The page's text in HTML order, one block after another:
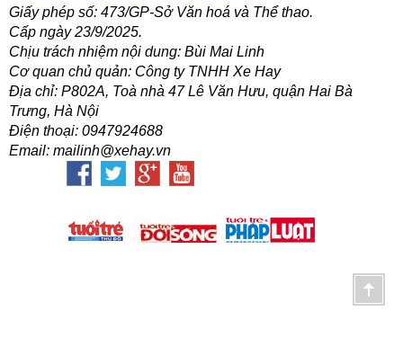
Giấy phép số: 473/GP-Sở Văn hoá và Thể thao.
Cấp ngày 23/9/2025.
Chịu trách nhiệm nội dung: Bùi Mai Linh
Cơ quan chủ quản: Công ty TNHH Xe Hay
Địa chỉ: P802A, Toà nhà 47 Lê Văn Hưu, quận Hai Bà
Trưng, Hà Nội
Điện thoại: 0947924688
Email: mailinh@xehay.vn